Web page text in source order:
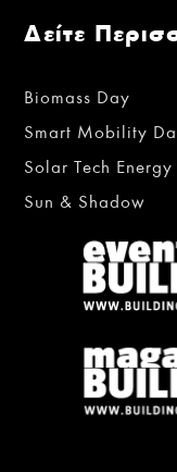
Δείτε
Biomass Day
Smart Mobility
Solar Tech Energy
Sun & Shadow